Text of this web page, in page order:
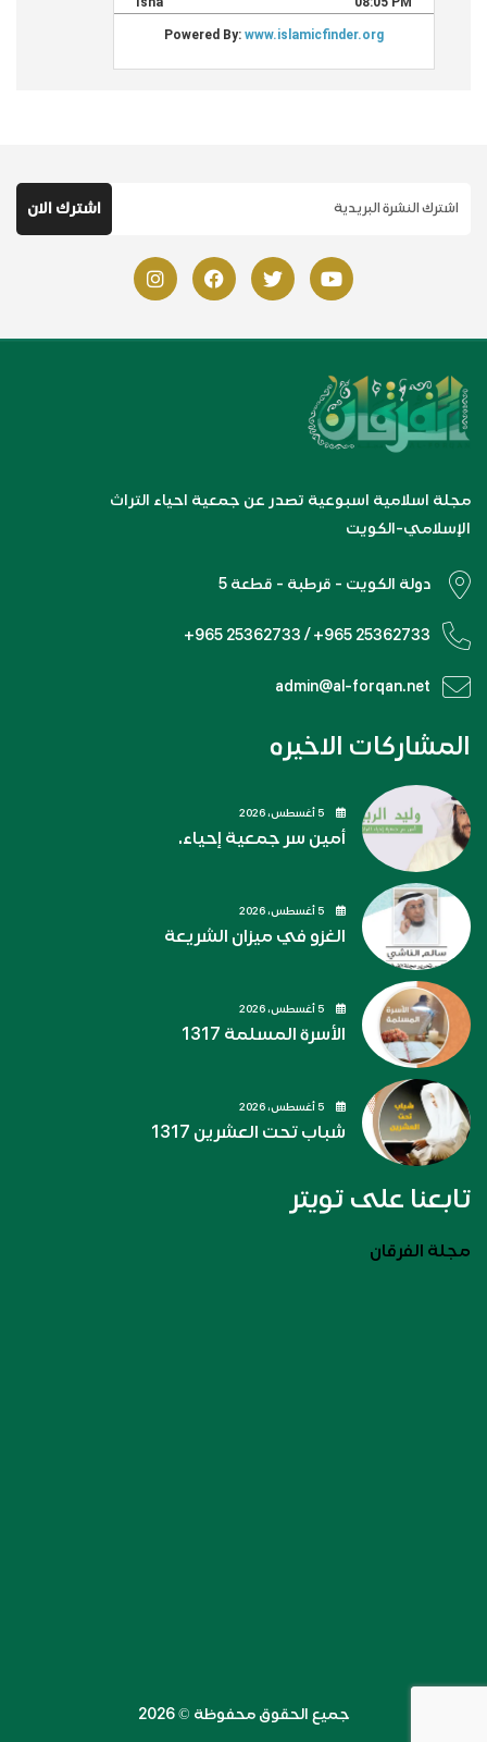
مجلة اسلامية اسبوعية تصدر عن جمعية احياء التراث
الإسلامي-الكويت
دولة الكويت - قرطبة - قطعة 5
+965 25362733 / +965 25362733
admin@al-forqan.net
المشاركات الاخيره
أمين سر جمعية إحياء.
الغزو في ميزان الشريعة
الأسرة المسلمة 1317
شباب تحت العشرين 1317
تابعنا على تويتر
مجلة الفرقان
جميع الحقوق محفوظة ©️ 2026